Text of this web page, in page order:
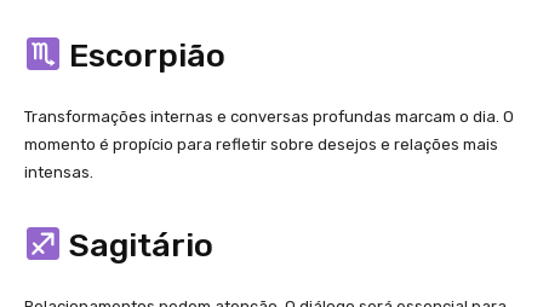
Escorpião
Transformações internas e conversas profundas marcam o dia. O
momento é propício para refletir sobre desejos e relações mais
intensas.
Sagitário